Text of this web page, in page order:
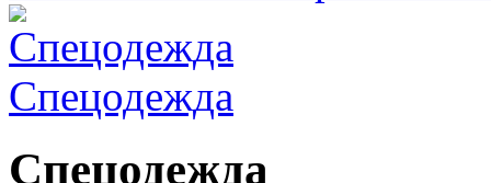
Спецодежда
Спецодежда